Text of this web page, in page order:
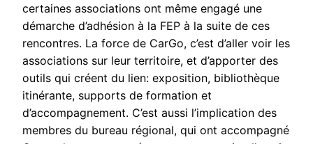
certaines associations ont même engagé une
démarche d’adhésion à la FEP à la suite de ces
rencontres. La force de CarGo, c’est d’aller voir les
associations sur leur territoire, et d’apporter des
outils qui créent du lien: exposition, bibliothèque
itinérante, supports de formation et
d’accompagnement. C’est aussi l’implication des
membres du bureau régional, qui ont accompagné